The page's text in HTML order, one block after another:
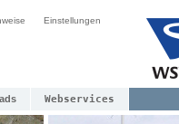
Einstellungen
Webservices